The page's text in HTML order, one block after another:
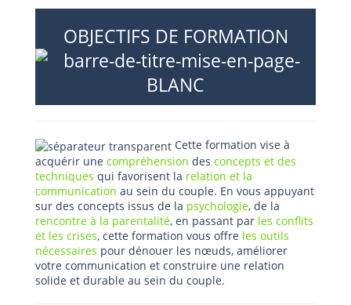
OBJECTIFS DE FORMATION
Cette formation vise à
acquérir une compréhension des concepts et des
techniques qui favorisent la relation et la
communication au sein du couple. En vous appuyant
sur des concepts issus de la psychologie, de la
rencontre à la parentalité, en passant par les conflits
et les crises, cette formation vous offre les outils
nécessaires pour dénouer les nœuds, améliorer
votre communication et construire une relation
solide et durable au sein du couple.